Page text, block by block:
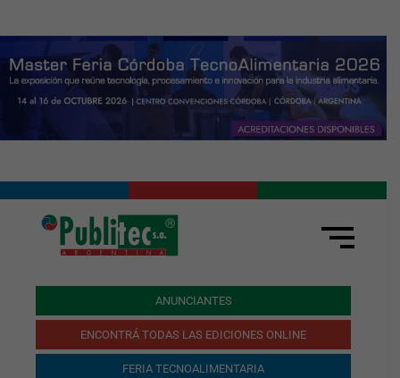
ANUNCIANTES
ENCONTRÁ TODAS LAS EDICIONES ONLINE
FERIA TECNOALIMENTARIA